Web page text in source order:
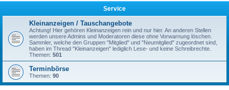
Service
Kleinanzeigen / Tauschangebote
Achtung! Hier gehören Kleinanzeigen rein und nur hier. An anderen Stellen
werden unsere Admins und Moderatoren diese ohne Vorwarnung löschen.
Sammler, welche den Gruppen "Mitglied" und "Neumitglied" zugeordnet sind,
haben im Thread "Kleinanzeigen" lediglich Lese- und keine Schreibrechte.
Themen: 501
Terminbörse
Themen: 90